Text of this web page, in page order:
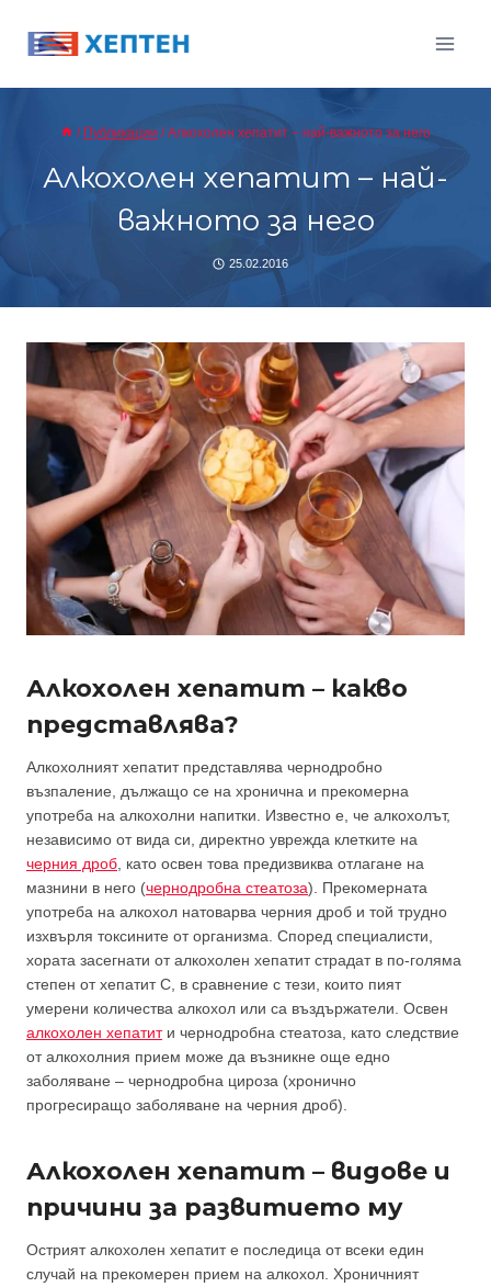
съдържанието
/ Публикации / Алкохолен хепатит – най-важното за него
Алкохолен хепатит – най-
важното за него
25.02.2016
Алкохолен хепатит – какво
представлява?
Алкохолният хепатит представлява чернодробно
възпаление, дължащо се на хронична и прекомерна
употреба на алкохолни напитки. Известно е, че алкохолът,
независимо от вида си, директно уврежда клетките на
черния дроб , като освен това предизвиква отлагане на
мазнини в него (чернодробна стеатоза). Прекомерната
употреба на алкохол натоварва черния дроб и той трудно
изхвърля токсините от организма. Според специалисти,
хората засегнати от алкохолен хепатит страдат в по-голяма
степен от хепатит С, в сравнение с тези, които пият
умерени количества алкохол или са въздържатели. Освен
алкохолен хепатити чернодробна стеатоза, като следствие
от алкохолния прием може да възникне още едно
заболяване – чернодробна цироза (хронично
прогресиращо заболяване на черния дроб).
Алкохолен хепатит – видове и
причини за развитието му
Острият алкохолен хепатит е последица от всеки един
случай на прекомерен прием на алкохол. Хроничният